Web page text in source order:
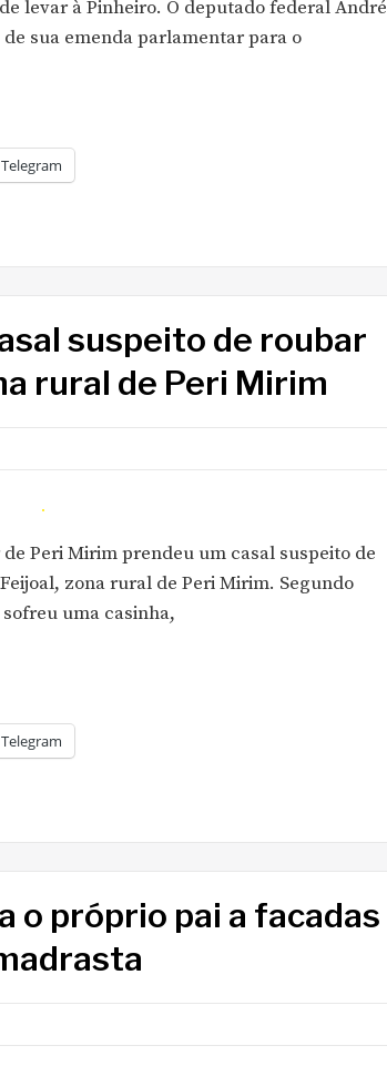
levar à Pinheiro. O deputado federal André
sua emenda parlamentar para o
Telegram
suspeito de roubar
rural de Peri Mirim
Peri Mirim prendeu um casal suspeito de
zona rural de Peri Mirim. Segundo
uma casinha,
Telegram
o próprio pai a facadas